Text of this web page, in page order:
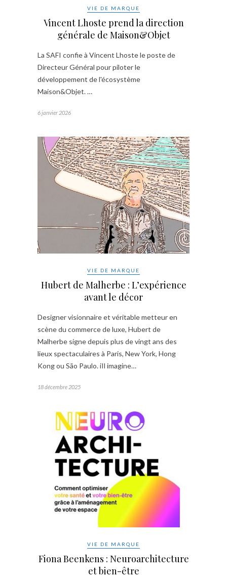
VIE DE MARQUE
Vincent Lhoste prend la direction
générale de Maison&Objet
La SAFI confie à Vincent Lhoste le poste de
Directeur Général pour piloter le
développement de l'écosystème
Maison&Objet. …
6 janvier 2026
VIE DE MARQUE
Hubert de Malherbe : L’expérience
avant le décor
Designer visionnaire et véritable metteur en
scène du commerce de luxe, Hubert de
Malherbe signe depuis plus de vingt ans des
lieux spectaculaires à Paris, New York, Hong
Kong ou São Paulo. iIl imagine…
18 décembre 2025
VIE DE MARQUE
Fiona Beenkens : Neuroarchitecture
et bien-être